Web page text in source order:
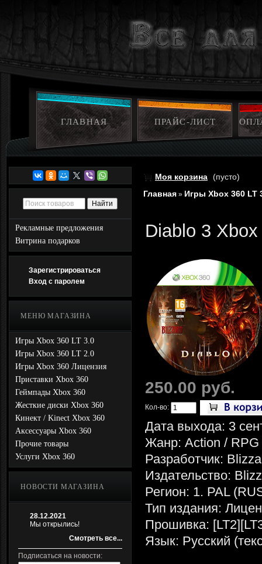
ГЛАВНАЯ ПРАЙС-ЛИСТ
Рекламные предложения
Витрина подарков
Зарегистрироваться
Вход с паролем
МЕНЮ МАГАЗИНА
Игры Xbox 360 LT 3.0
Игры Xbox 360 LT 2.0
Игры Xbox 360 Лицензия
Приставки Xbox 360
Геймпады Xbox 360
Жесткие диски Xbox 360
Кинект / Kinect Xbox 360
Аксессуары Xbox 360
Прочие товары
Услуги Xbox 360
НОВОСТИ МАГАЗИНА
28.12.2021
Мы открылись!
Смотреть все...
Подписаться на новости:
Моя корзина (пусто)
Главная » Игры Xbox 360 LT
Diablo 3
250.00 руб.
Кол-во:
Дата выхода: 3
Жанр: Action / RPG
Разработчик:
Издательство:
Регион: 1. PAL
Тип издания:
Прошивка:
Язык: Русский